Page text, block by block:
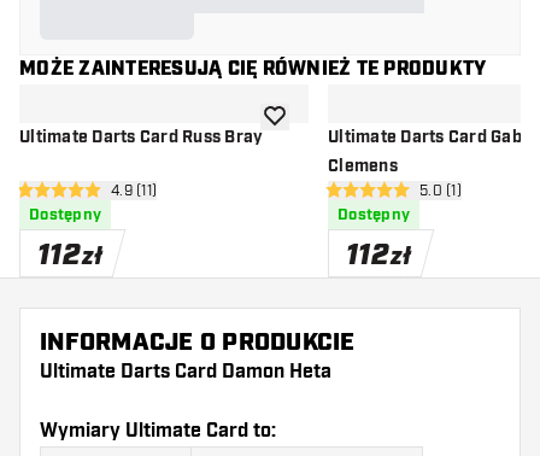
MOŻE ZAINTERESUJĄ CIĘ RÓWNIEŻ TE PRODUKTY
Ultimate Darts Card Russ Bray
otwórz panel recenzji
4.9 gwiazdki oceny
4.9 (11)
Dostępny
112zł
dodaj do listy życzeń
Ultimate Darts Card
Clemens
otwórz panel
5 gwiazdki oceny
5.0 (1)
Dostępny
112zł
INFORMACJE O PRODUKCIE
Ultimate Darts Card Damon Heta
Wymiary Ultimate Card to: